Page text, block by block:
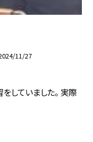
11/27
していました。 実際